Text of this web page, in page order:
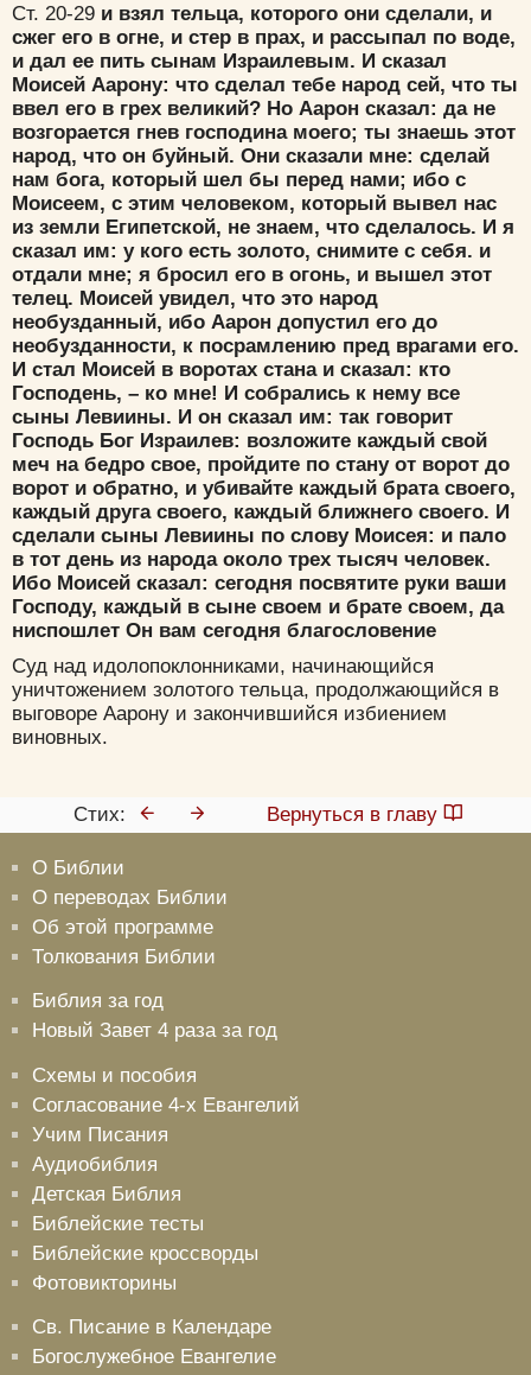
Ст. 20-29 и взял тельца, которого они сделали, и
сжег его в огне, и стер в прах, и рассыпал по воде,
и дал ее пить сынам Израилевым. И сказал
Моисей Аарону: что сделал тебе народ сей, что ты
ввел его в грех великий? Но Аарон сказал: да не
возгорается гнев господина моего; ты знаешь этот
народ, что он буйный. Они сказали мне: сделай
нам бога, который шел бы перед нами; ибо с
Моисеем, с этим человеком, который вывел нас
из земли Египетской, не знаем, что сделалось. И я
сказал им: у кого есть золото, снимите с себя. и
отдали мне; я бросил его в огонь, и вышел этот
телец. Моисей увидел, что это народ
необузданный, ибо Аарон допустил его до
необузданности, к посрамлению пред врагами его.
И стал Моисей в воротах стана и сказал: кто
Господень, – ко мне! И собрались к нему все
сыны Левиины. И он сказал им: так говорит
Господь Бог Израилев: возложите каждый свой
меч на бедро свое, пройдите по стану от ворот до
ворот и обратно, и убивайте каждый брата своего,
каждый друга своего, каждый ближнего своего. И
сделали сыны Левиины по слову Моисея: и пало
в тот день из народа около трех тысяч человек.
Ибо Моисей сказал: сегодня посвятите руки ваши
Господу, каждый в сыне своем и брате своем, да
ниспошлет Он вам сегодня благословение
Суд над идолопоклонниками, начинающийся
уничтожением золотого тельца, продолжающийся в
выговоре Аарону и закончившийся избиением
виновных.
Стих: Вернуться в главу
О Библии
О переводах Библии
Об этой программе
Толкования Библии
Библия за год
Новый Завет 4 раза за год
Схемы и пособия
Согласование 4-х Евангелий
Учим Писания
Аудиобиблия
Детская Библия
Библейские тесты
Библейские кроссворды
Фотовикторины
Св. Писание в Календаре
Богослужебное Евангелие